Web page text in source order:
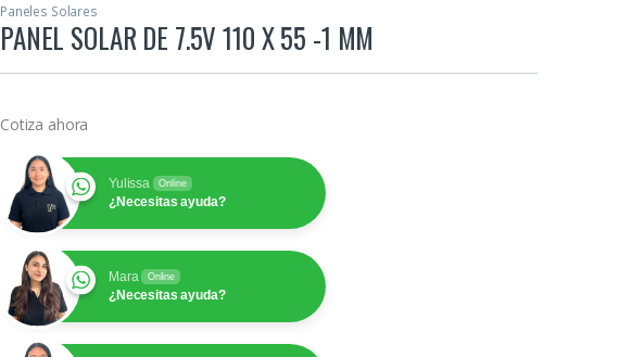
Paneles Solares
PANEL SOLAR DE 7.5V 110 X 55 -1 MM
Cotiza ahora
Yulissa Online
¿Necesitas ayuda?
Mara Online
¿Necesitas ayuda?